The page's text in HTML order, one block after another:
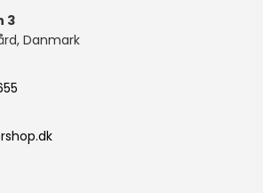
3
Danmark